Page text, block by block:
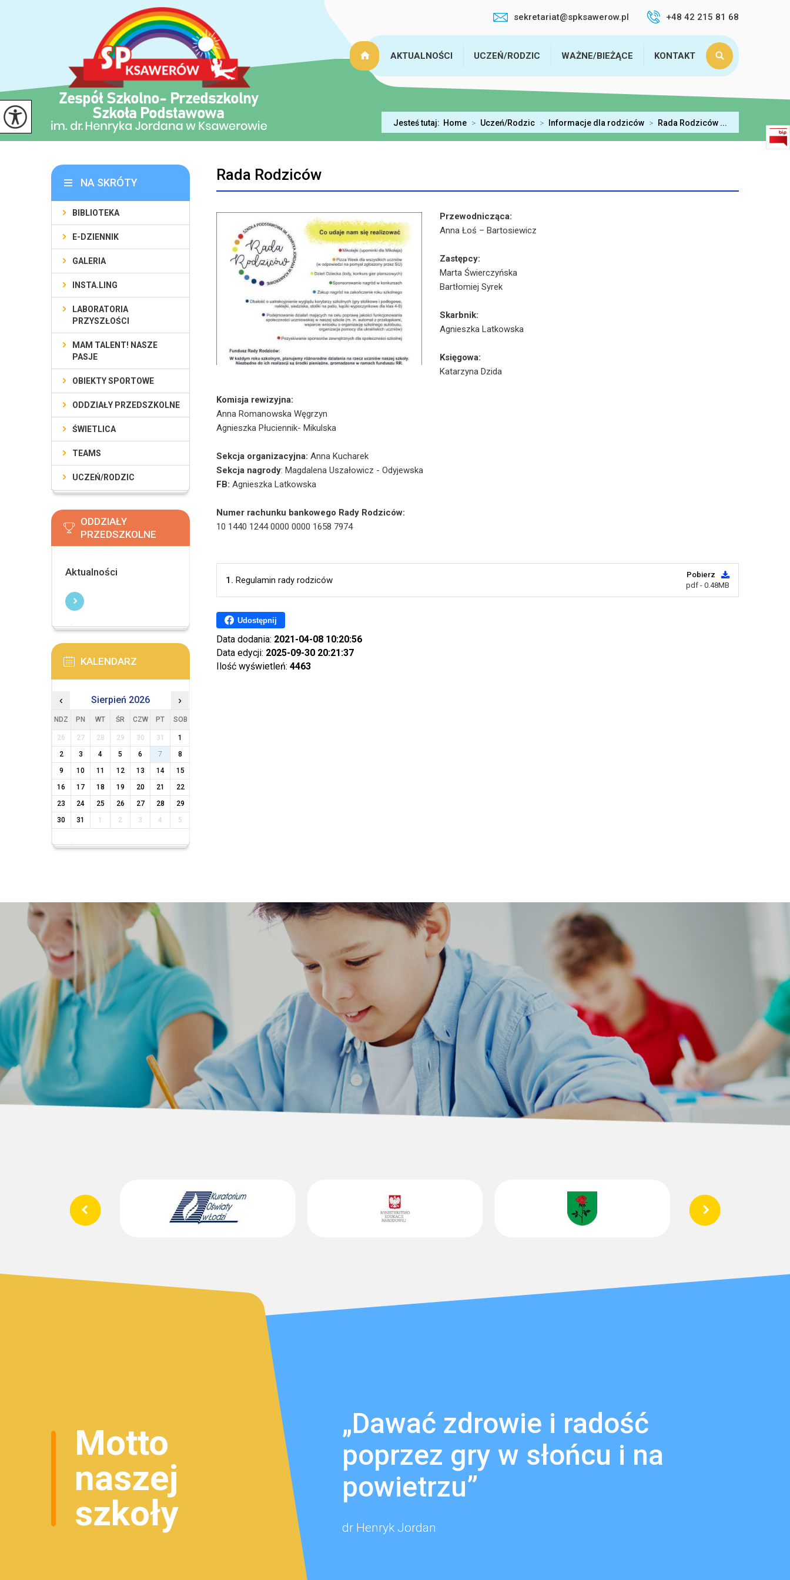
sekretariat@spksawerow.pl +48 42 215 81 68
AKTUALNOŚCI UCZEŃ/RODZIC WAŻNE/BIEŻĄCE KONTAKT
Jesteś tutaj: Home > Uczeń/Rodzic > Informacje dla rodziców > Rada Rodziców ...
Rada Rodziców
Przewodnicząca:
Anna Łoś – Bartosiewicz
Zastępcy:
Marta Świerczyńska
Bartłomiej Syrek
Skarbnik:
Agnieszka Latkowska
Księgowa:
Katarzyna Dzida
Komisja rewizyjna:
Anna Romanowska Węgrzyn
Agnieszka Płuciennik- Mikulska
Sekcja organizacyjna: Anna Kucharek
Sekcja nagrody: Magdalena Uszałowicz - Odyjewska
FB: Agnieszka Latkowska
Numer rachunku bankowego Rady Rodziców:
10 1440 1244 0000 0000 1658 7974
1. Regulamin rady rodziców
Pobierz
pdf - 0.48MB
Udostępnij
Data dodania: 2021-04-08 10:20:56
Data edycji: 2025-09-30 20:21:37
Ilość wyświetleń: 4463
NA SKRÓTY
BIBLIOTEKA
E-DZIENNIK
GALERIA
INSTA.LING
LABORATORIA
PRZYSZŁOŚCI
MAM TALENT! NASZE
PASJE
OBIEKTY SPORTOWE
ODDZIAŁY PRZEDSZKOLNE
ŚWIETLICA
TEAMS
UCZEŃ/RODZIC
ODDZIAŁY
PRZEDSZKOLNE
Aktualności
KALENDARZ
‹ Sierpień 2026 ›
NDZ PN WT ŚR CZW PT SOB
26 27 28 29 30 31
1
2
3 4 5 6 7
8
9
10 11 12 13 14
15
16
17 18 19 20 21
22
23
24 25 26 27 28
29
30
31 1 2 3 4 5
Motto
naszej
szkoły
„Dawać zdrowie i radość
poprzez gry w słońcu i na
powietrzu”
dr Henryk Jordan